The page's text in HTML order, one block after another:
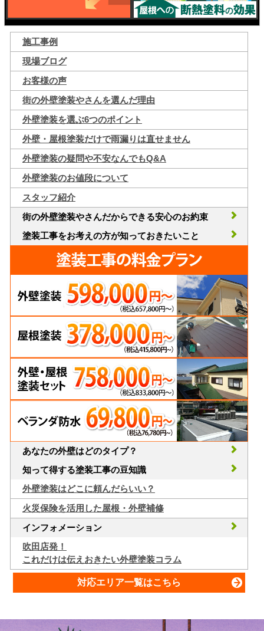
施工事例
現場ブログ
お客様の声
街の外壁塗装やさんを選んだ理由
外壁塗装を選ぶ6つのポイント
外壁・屋根塗装だけで雨漏りは直せません
外壁塗装の疑問や不安なんでもQ&A
外壁塗装のお値段について
スタッフ紹介
街の外壁塗装やさんだからできる安心のお約束
塗装工事をお考えの方が知っておきたいこと
あなたの外壁はどのタイプ？
知って得する塗装工事の豆知識
外壁塗装はどこに頼んだらいい？
火災保険を活用した屋根・外壁補修
インフォメーション
吹田店発！
これだけは伝えおきたい外壁塗装コラム
対応エリア一覧はこちら